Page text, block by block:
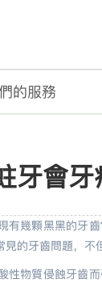
的服務
蛀牙
牙會
有幾顆黑黑的牙
的牙齒問題，不
性物質侵蝕牙齒